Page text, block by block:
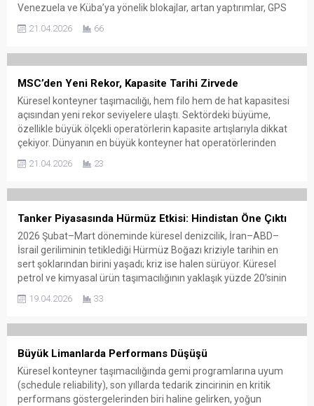
Venezuela ve Küba’ya yönelik blokajlar, artan yaptırımlar, GPS
ciddi biçimde sekteye uğrattı. Denizcilik veri ve analiz şirketi...
21.04.2026 66
MSC’den Yeni Rekor, Kapasite Tarihi Zirvede
Küresel konteyner taşımacılığı, hem filo hem de hat kapasitesi
açısından yeni rekor seviyelere ulaştı. Sektördeki büyüme,
özellikle büyük ölçekli operatörlerin kapasite artışlarıyla dikkat
çekiyor. Dünyanın en büyük konteyner hat operatörlerinden
kapasitesini 7,3 milyon TEU’nun üzerine çıkararak sektör
21.04.2026 23
Tanker Piyasasında Hürmüz Etkisi: Hindistan Öne Çıktı
2026 Şubat–Mart döneminde küresel denizcilik, İran–ABD–
İsrail geriliminin tetiklediği Hürmüz Boğazı kriziyle tarihin en
sert şoklarından birini yaşadı; kriz ise halen sürüyor. Küresel
petrol ve kimyasal ürün taşımacılığının yaklaşık yüzde 20’sinin
Hindistan tersanelerinin kimyasal tanker segmentinde
19.04.2026 33
Büyük Limanlarda Performans Düşüşü
Küresel konteyner taşımacılığında gemi programlarına uyum
(schedule reliability), son yıllarda tedarik zincirinin en kritik
performans göstergelerinden biri haline gelirken, yoğun